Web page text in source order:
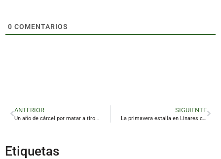
0 COMENTARIOS
ANTERIOR
Un año de cárcel por matar a tiros a sus dos perros en Navas de San Juan
SIGUIENTE
La primavera estalla en Linares con unas Cruces de Mayo espectaculares
Etiquetas